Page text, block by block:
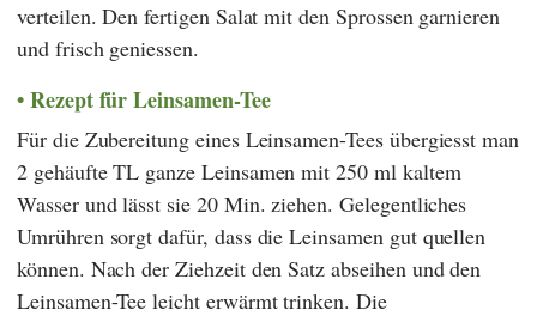
verteilen. Den fertigen Salat mit den Sprossen garnieren
und frisch geniessen.
Rezept für Leinsamen-Tee
Für die Zubereitung eines Leinsamen-Tees übergiesst man
2 gehäufte TL ganze Leinsamen mit 250 ml kaltem
Wasser und lässt sie 20 Min. ziehen. Gelegentliches
Umrühren sorgt dafür, dass die Leinsamen gut quellen
können. Nach der Ziehzeit den Satz abseihen und den
Leinsamen-Tee leicht erwärmt trinken. Die